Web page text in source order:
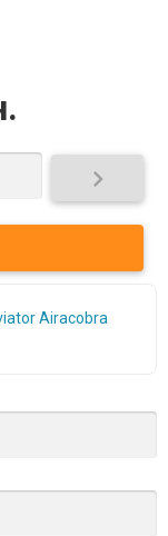
